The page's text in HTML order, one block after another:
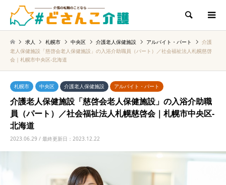
検索
求人 札幌市 中央区 介護老人保健施設 アルバイト・パート
介護
老人保健施設「慈啓会老人保健施設」の入浴介助職員（パート）／社会福祉法人札幌慈啓
会｜札幌市中央区‐北海道
札幌市 中央区 介護老人保健施設 アルバイト・パート
介護老人保健施設「慈啓会老人保健施設」の入浴介助職
員（パート）／社会福祉法人札幌慈啓会｜札幌市中央区‐
北海道
2023.06.29 / 最終更新日：2023.12.22